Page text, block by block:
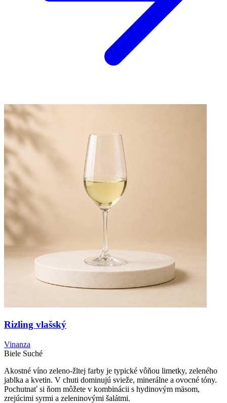
Rizling vlašský
Vinanza
Biele Suché
Akostné víno zeleno-žltej farby je typické vôňou limetky, zeleného
jablka a kvetin. V chuti dominujú svieže, minerálne a ovocné tóny.
Pochutnať si ňom môžete v kombinácii s hydinovým mäsom,
zrejúcimi syrmi a zeleninovými šalátmi.